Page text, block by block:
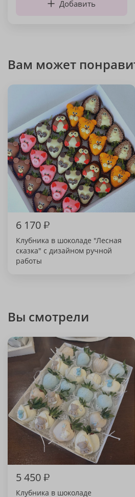
Добавить
Вам может
6 170₽
Клубника в шоколаде "Лесная
сказка" с дизайном ручной
работы
Вы смотрели
5 450₽
Клубника в шоколаде